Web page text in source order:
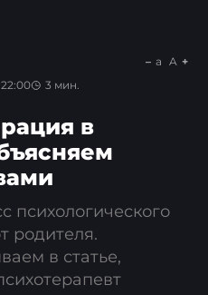
3 мин.
a A
в
психологического
родителя.
в статье,